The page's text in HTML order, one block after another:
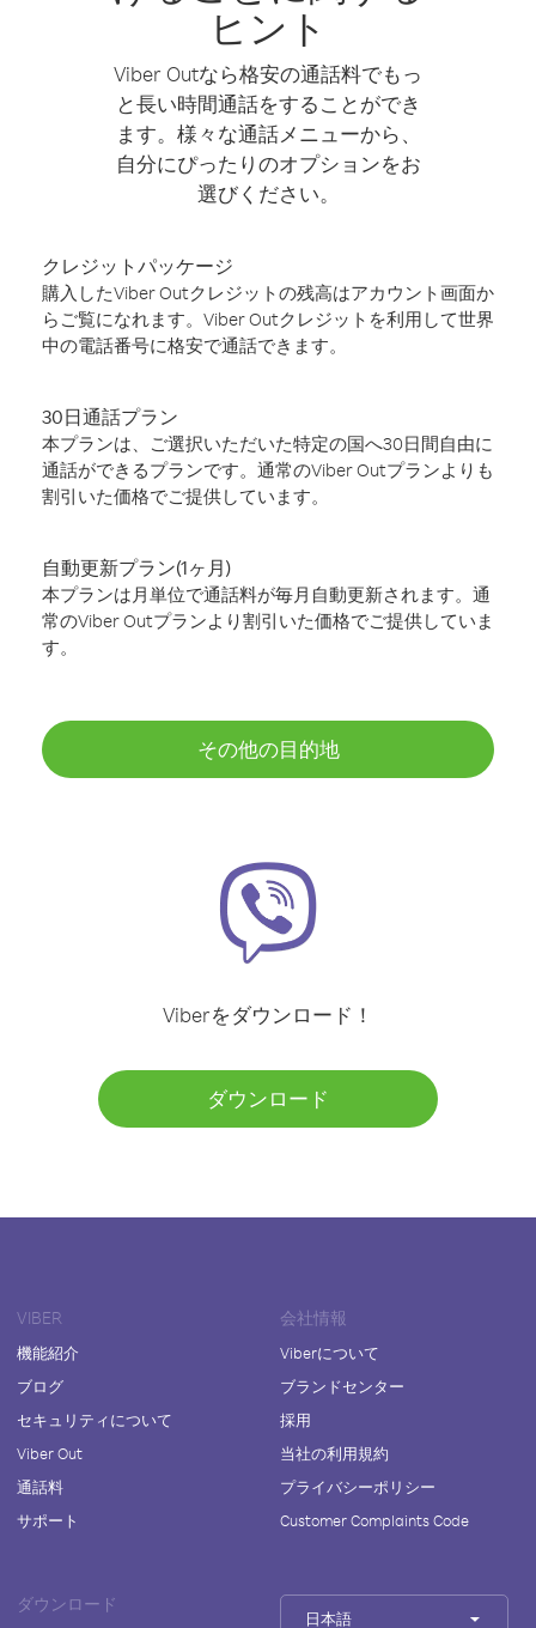
ヒント
Viber Outなら格安の通話料でもっ
と長い時間通話をすることができ
ます。様々な通話メニューから、
自分にぴったりのオプションをお
選びください。
クレジットパッケージ
購入したViber Outクレジットの残高はアカウント画面か
らご覧になれます。Viber Outクレジットを利用して世界
中の電話番号に格安で通話できます。
30日通話プラン
本プランは、ご選択いただいた特定の国へ30日間自由に
通話ができるプランです。通常のViber Outプランよりも
割引いた価格でご提供しています。
自動更新プラン(1ヶ月)
本プランは月単位で通話料が毎月自動更新されます。通
常のViber Outプランより割引いた価格でご提供していま
す。
その他の目的地
Viberをダウンロード！
ダウンロード
VIBER
機能紹介
ブログ
セキュリティについて
Viber Out
通話料
サポート
会社情報
Viberについて
ブランドセンター
採用
当社の利用規約
プライバシーポリシー
Customer Complaints Code
ダウンロード
日本語